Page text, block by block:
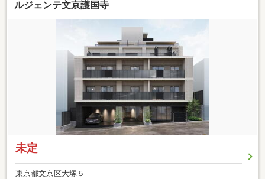
ルジェンテ文京護国寺
未定
東京都文京区大塚５